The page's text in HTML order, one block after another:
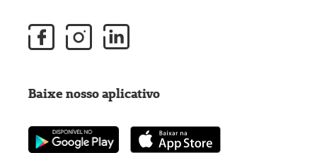
Baixe nosso aplicativo